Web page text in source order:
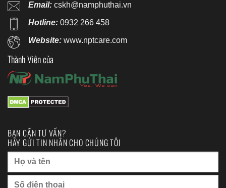
Email: cskh@namphuthai.vn
Hotline: 0932 266 458
Website:www.nptcare.com
Thành Viên của
BẠN CẦN TƯ VẤN?
HÃY GỬI TIN NHẮN CHO CHÚNG TÔI